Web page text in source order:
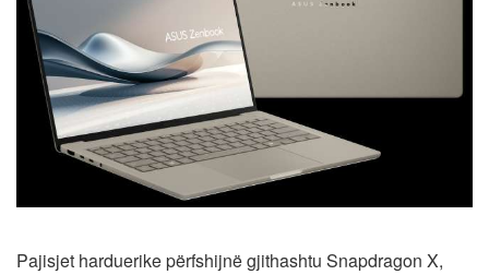
Pajisjet harduerike përfshijnë gjithashtu Snapdragon X,